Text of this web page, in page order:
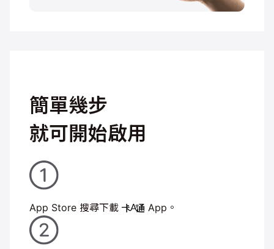
簡單幾步
就可開始啟用
App Store 搜尋下載 App。